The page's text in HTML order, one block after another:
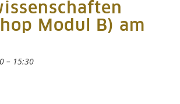
Modul B) am
– 15:30